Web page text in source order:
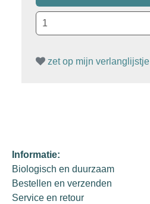
zet op mijn verlanglijstje
Informatie:
Biologisch en duurzaam
Bestellen en verzenden
Service en retour